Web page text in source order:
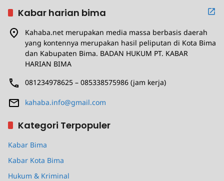
Kabar harian bima
Kahaba.net merupakan media massa berbasis daerah
yang kontennya merupakan hasil peliputan di Kota Bima
dan Kabupaten Bima. BADAN HUKUM PT. KABAR
HARIAN BIMA
081234978625 – 085338575986 (jam kerja)
kahaba.info@gmail.com
Kategori Terpopuler
Kabar Bima
Kabar Kota Bima
Hukum & Kriminal